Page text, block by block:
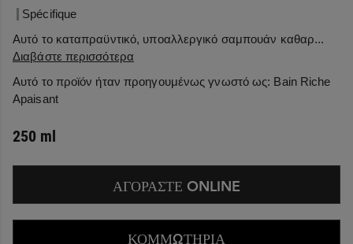
Spécifique
Αυτό το καταπραϋντικό, υποαλλεργικό σαμπουάν καθαρ...
Διαβάστε περισσότερα
Αυτό το προϊόν ήταν προηγουμένως γνωστό ως: Bain Riche
Apaisant
250 ml
ΑΓΟΡΑΣΤΕ ONLINE